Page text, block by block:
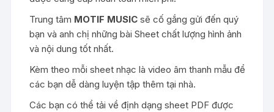
Trung tâm MOTIF MUSIC sẽ cố gắng gửi đến quý
bạn và anh chị những bài Sheet chất lượng hình ảnh
và nội dung tốt nhất.
Kèm theo mỗi sheet nhạc là video âm thanh mẫu để
các bạn dễ dàng luyện tập thêm tại nhà.
Các bạn có thể tải về định dạng sheet PDF được